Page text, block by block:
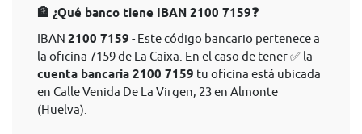
🏦 ¿Qué banco tiene IBAN 2100 7159❓
IBAN 2100 7159 - Este código bancario pertenece a
la oficina 7159 de La Caixa. En el caso de tener ✅ la
cuenta bancaria 2100 7159 tu oficina está ubicada
en Calle Venida De La Virgen, 23 en Almonte
(Huelva).